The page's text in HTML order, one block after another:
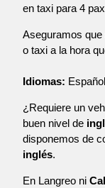
en taxi para 4
Aseguramos
o taxi a la hora
Idiomas:
¿Requiere un
buen nivel de
disponemos de
inglés.
En Langreo ni